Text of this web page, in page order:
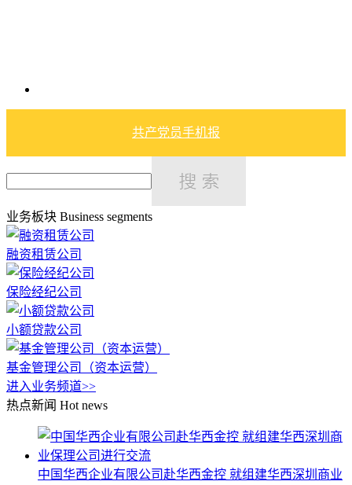
共产党员手机报
业务板块 Business segments
融资租赁公司
保险经纪公司
小额贷款公司
基金管理公司（资本运营）
进入业务频道>>
热点新闻 Hot news
中国华西企业有限公司赴华西金控 就组建华西深圳商业